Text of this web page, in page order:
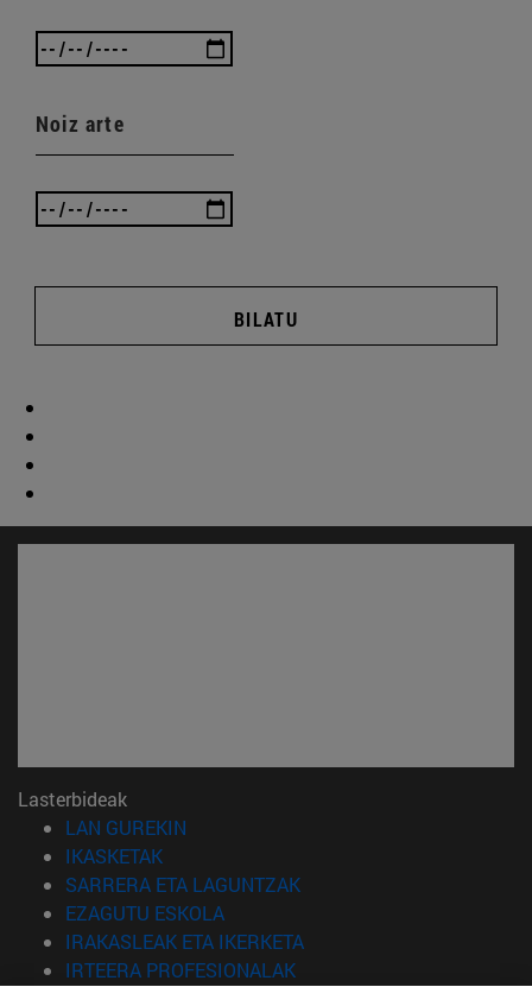
Noiz arte
BILATU
Lasterbideak
LAN GUREKIN
IKASKETAK(Beste leiho batean irekiko da)
SARRERA ETA LAGUNTZAK(Beste leiho batean irekiko
EZAGUTU ESKOLA(Beste leiho batean irekiko da)
IRAKASLEAK ETA IKERKETA(Beste leiho batean irekiko
IRTEERA PROFESIONALAK(Beste leiho batean irekiko